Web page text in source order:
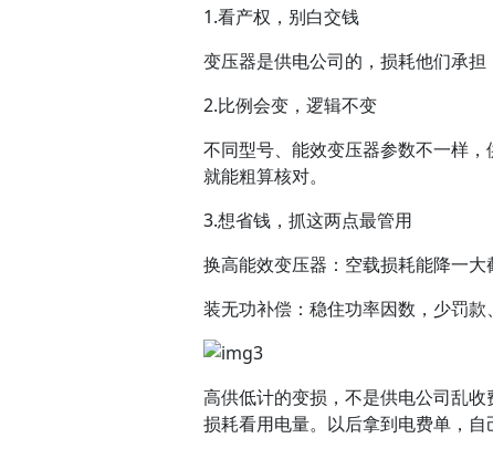
1.看产权，别白交钱
变压器是供电公司的，损耗他们承担
2.比例会变，逻辑不变
不同型号、能效变压器参数不一样
就能粗算核对。
3.想省钱，抓这两点最管用
换高能效变压器：空载损耗能降一大
装无功补偿：稳住功率因数，少罚款
高供低计的变损，不是供电公司乱
损耗看用电量。以后拿到电费单，自